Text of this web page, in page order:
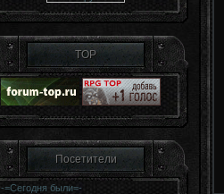
TOP
Посетители
-=Сегодня были=-